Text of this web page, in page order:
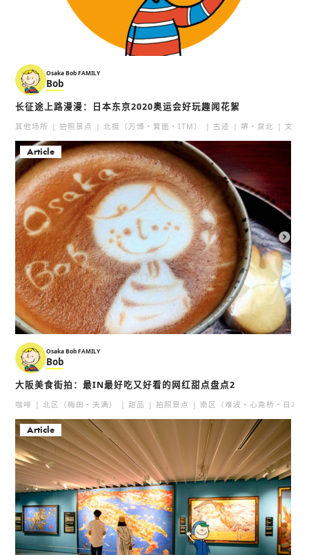
Osaka Bob FAMILY
Bob
长征途上路漫漫：日本东京2020奥运会好玩趣闻花絮
其他场所 拍照景点 北摄（万博・箕面・ITM） 古迹 堺・泉北 文化
Article
Osaka Bob FAMILY
Bob
大阪美食街拍：最IN最好吃又好看的网红甜点盘点2
咖啡 北区（梅田・天满） 甜品 拍照景点 南区（难波・心斋桥・日本
Article